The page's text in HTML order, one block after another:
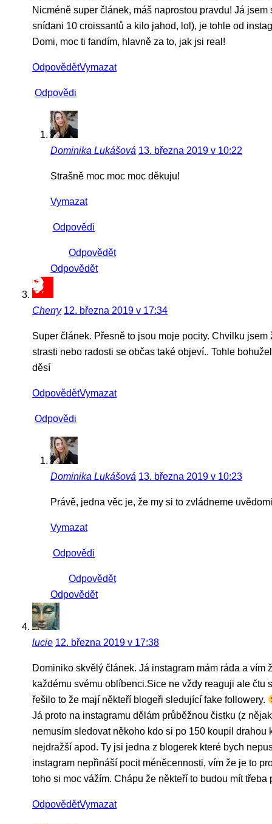
Nicméně super článek, máš naprostou pravdu! Já
snídani 10 croissantů a kilo jahod, lol), je tohle od
Domi, moc ti fandím, hlavně za to, jak jsi real!
OdpovědětVymazat
Odpovědi
Dominika Lukášová 13. března 2019 v 10:22
Strašně moc moc moc děkuju!
Vymazat
Odpovědi
Odpovědět
Odpovědět
Cherry 12. března 2019 v 17:34
Super článek. Přesně to jsou moje pocity. Chvilku
strasti nebo radosti se občas také objeví.. Tohle
děsí
OdpovědětVymazat
Odpovědi
Dominika Lukášová 13. března 2019 v 10:23
Právě, jedna věc je, že my si to zvládneme
Vymazat
Odpovědi
Odpovědět
Odpovědět
lucie 12. března 2019 v 17:38
Dominiko skvělý článek. Já instagram mám ráda a
každému svému oblíbenci.Sice ne vždy reaguji ale čtu
řešilo to že mají někteří blogeři sledující fake followery.
Já proto na instagramu dělám průběžnou čistku (z
nemusím sledovat někoho kdo si po 150 koupil
nejdražší apod. Ty jsi jedna z blogerek které bych
instagram nepřináší pocit méněcennosti, vím že je to
toho si moc vážím. Chápu že někteří to budou mít
OdpovědětVymazat